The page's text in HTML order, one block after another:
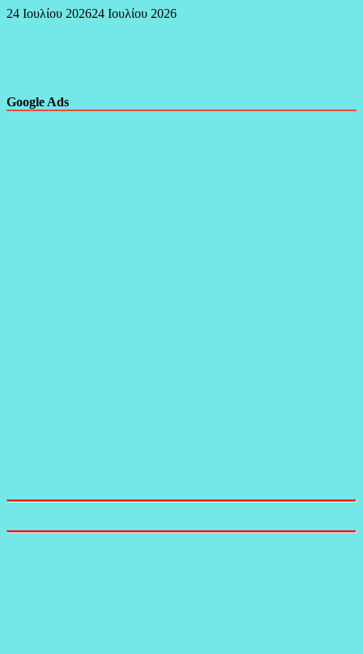
24 Ιουλίου 202624 Ιουλίου 2026
Google Ads